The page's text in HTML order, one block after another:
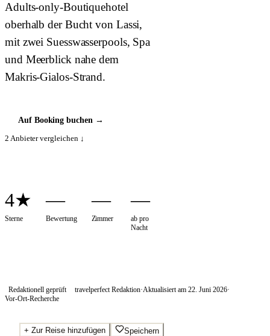
Adults-only-Boutiquehotel
oberhalb der Bucht von Lassi,
mit zwei Suesswasserpools, Spa
und Meerblick nahe dem
Makris-Gialos-Strand.
Auf Booking buchen→
2 Anbieter vergleichen ↓
4★
Sterne
—
Bewertung
—
Zimmer
—
ab pro
Nacht
Redaktionell geprüft travelperfect Redaktion·Aktualisiert am 22. Juni 2026·
Vor-Ort-Recherche
+ Zur Reise hinzufügen Speichern